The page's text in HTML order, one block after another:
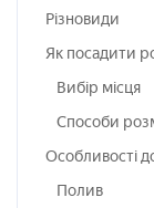
Різновиди
Як посадити
Вибір місця
Способи
Особливості
Полив